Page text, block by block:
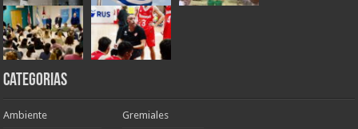
Categorias
Ambiente Gremiales